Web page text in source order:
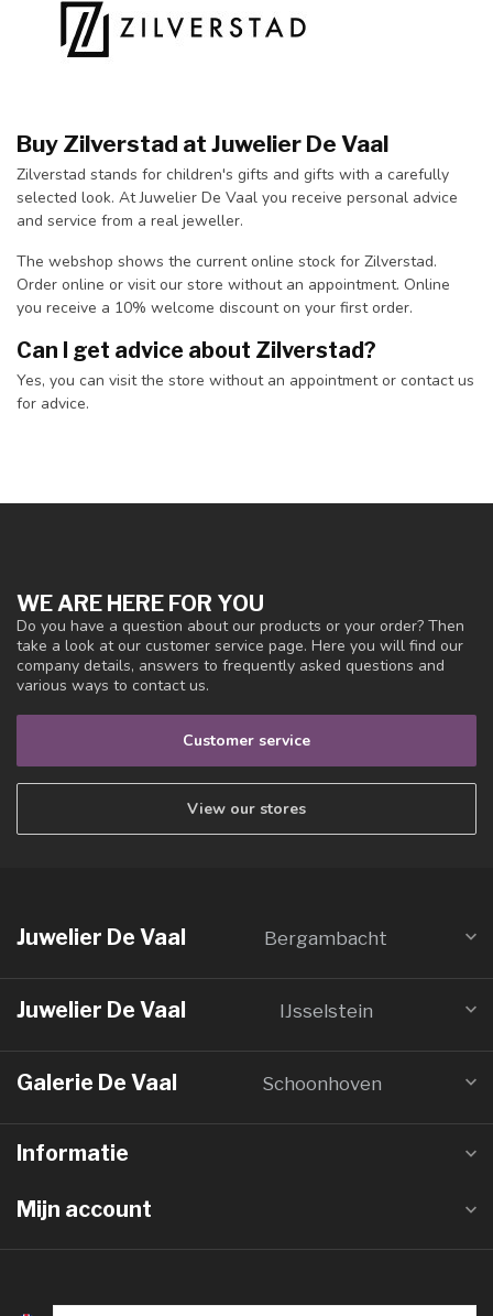
Buy Zilverstad at Juwelier De Vaal
Zilverstad stands for children's gifts and gifts with a carefully
selected look. At Juwelier De Vaal you receive personal advice
and service from a real jeweller.
The webshop shows the current online stock for Zilverstad.
Order online or visit our store without an appointment. Online
you receive a 10% welcome discount on your first order.
Can I get advice about Zilverstad?
Yes, you can visit the store without an appointment or contact us
for advice.
WE ARE HERE FOR YOU
Do you have a question about our products or your order? Then
take a look at our customer service page. Here you will find our
company details, answers to frequently asked questions and
various ways to contact us.
Customer service
View our stores
Juwelier De Vaal Bergambacht
Juwelier De Vaal IJsselstein
Galerie De Vaal Schoonhoven
Informatie
Mijn account